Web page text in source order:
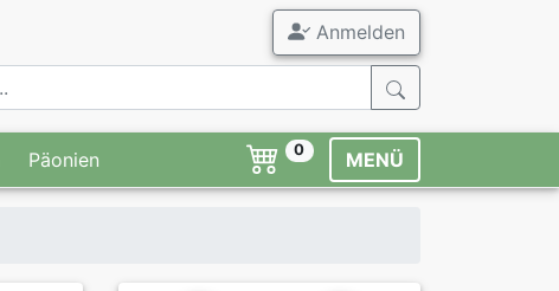
Anmelden
Päonien 0 MENÜ